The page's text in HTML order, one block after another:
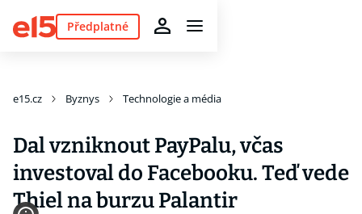
Předplatné
e15.cz Byznys Technologie a média
Dal vzniknout PayPalu, včas
investoval do Facebooku. Teď vede
Thiel na burzu Palantir